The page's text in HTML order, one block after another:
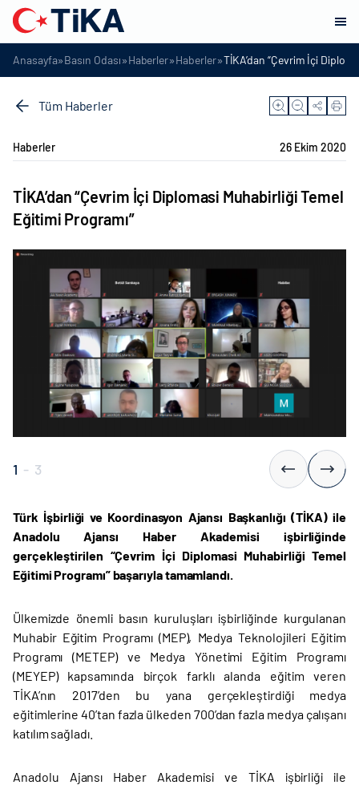
Anasayfa»Basın Odası»Haberler»Haberler»TİKA’dan “Çevrim İçi
Tüm Haberler
Haberler 26 Ekim 2020
TİKA’dan “Çevrim İçi Diplomasi Muhabirliği Temel
Eğitimi Programı”
1 - 3
Türk İşbirliği ve Koordinasyon Ajansı Başkanlığı (TİKA) ile
Anadolu Ajansı Haber Akademisi işbirliğinde
gerçekleştirilen “Çevrim İçi Diplomasi Muhabirliği Temel
Eğitimi Programı” başarıyla tamamlandı.
Ülkemizde önemli basın kuruluşları işbirliğinde kurgulanan
Muhabir Eğitim Programı (MEP), Medya Teknolojileri Eğitim
Programı (METEP) ve Medya Yönetimi Eğitim Programı
(MEYEP) kapsamında birçok farklı alanda eğitim veren
TİKA’nın 2017’den bu yana gerçekleştirdiği medya
eğitimlerine 40’tan fazla ülkeden 700’dan fazla medya çalışanı
katılım sağladı.
Anadolu Ajansı Haber Akademisi ve TİKA işbirliği ile